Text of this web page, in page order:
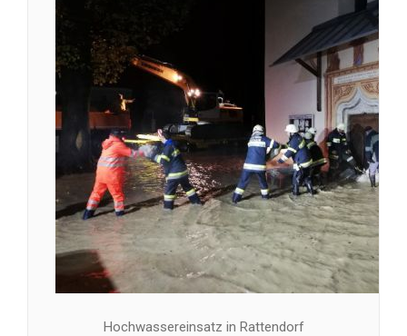
Hochwassereinsatz in Rattendorf